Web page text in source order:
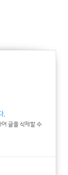
.
글을 삭제할 수